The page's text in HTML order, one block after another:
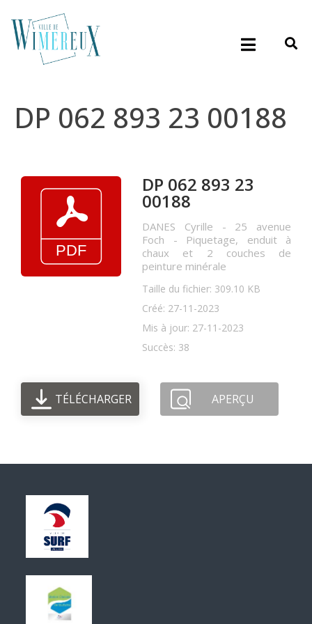
DP 062 893 23 00188
DP 062 893 23
00188
DANES Cyrille - 25 avenue
Foch - Piquetage, enduit à
chaux et 2 couches de
peinture minérale
Taille du fichier: 309.10 KB
Créé: 27-11-2023
Mis à jour: 27-11-2023
Succès: 38
TÉLÉCHARGER APERÇU